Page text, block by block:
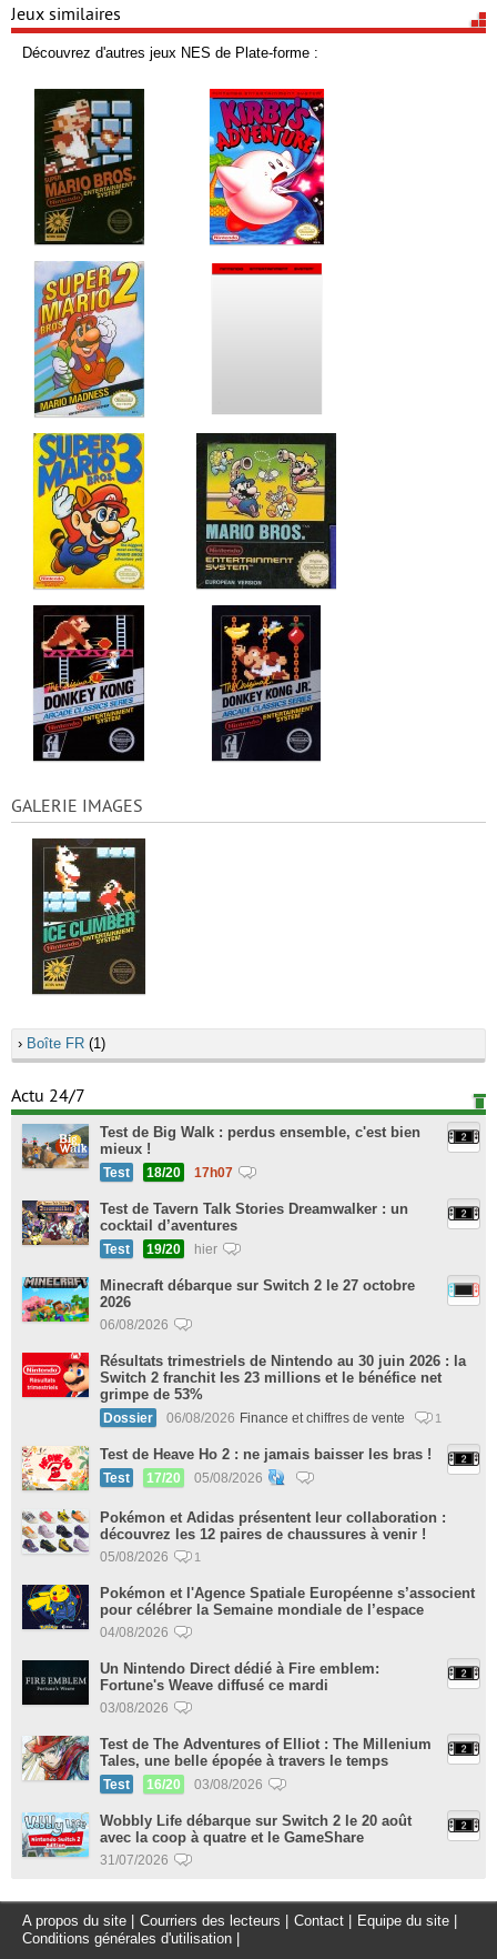
Jeux similaires
Découvrez d'autres jeux NES de Plate-forme :
GALERIE IMAGES
› Boîte FR (1)
Actu 24/7
Test de Big Walk : perdus ensemble, c'est bien
mieux !
Test 18/20 17h07
Test de Tavern Talk Stories Dreamwalker : un
cocktail d’aventures
Test 19/20 hier
Minecraft débarque sur Switch 2 le 27 octobre
2026
06/08/2026
Résultats trimestriels de Nintendo au 30 juin 2026 : la
Switch 2 franchit les 23 millions et le bénéfice net
grimpe de 53%
Dossier 06/08/2026 Finance et chiffres de vente 1
Test de Heave Ho 2 : ne jamais baisser les bras !
Test 17/20 05/08/2026
Pokémon et Adidas présentent leur collaboration :
découvrez les 12 paires de chaussures à venir !
05/08/2026 1
Pokémon et l'Agence Spatiale Européenne s’associent
pour célébrer la Semaine mondiale de l’espace
04/08/2026
Un Nintendo Direct dédié à Fire emblem:
Fortune's Weave diffusé ce mardi
03/08/2026
Test de The Adventures of Elliot : The Millenium
Tales, une belle épopée à travers le temps
Test 16/20 03/08/2026
Wobbly Life débarque sur Switch 2 le 20 août
avec la coop à quatre et le GameShare
31/07/2026
A propos du site Courriers des lecteurs Contact Equipe du site
Conditions générales d'utilisation